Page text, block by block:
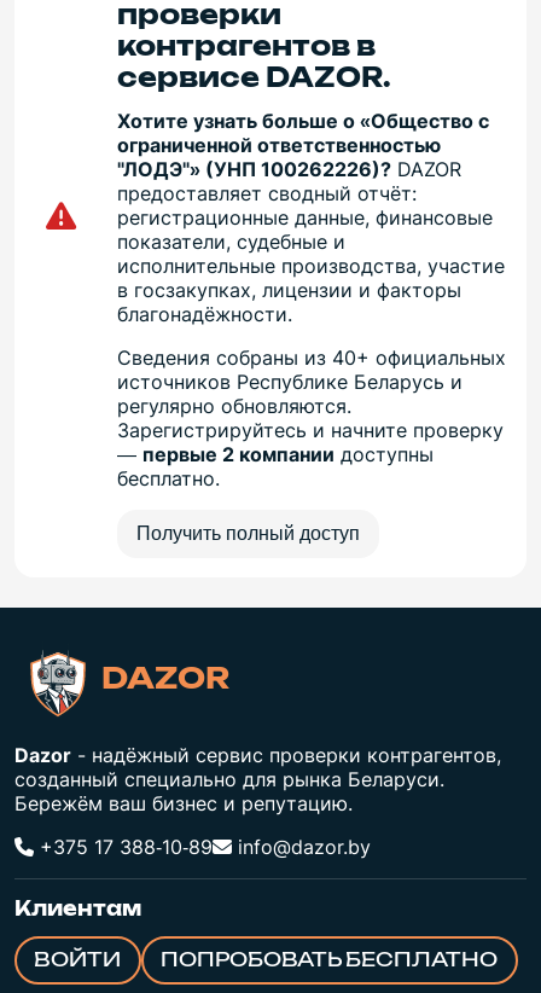
проверки
контрагентов в
сервисе DAZOR.
Хотите узнать больше о «Общество с
ограниченной ответственностью
"ЛОДЭ"» (УНП 100262226)? DAZOR
предоставляет сводный отчёт:
регистрационные данные, финансовые
показатели, судебные и
исполнительные производства, участие
в госзакупках, лицензии и факторы
благонадёжности.
Сведения собраны из 40+ официальных
источников Республике Беларусь и
регулярно обновляются.
Зарегистрируйтесь и начните проверку
— первые 2 компании доступны
бесплатно.
Получить полный доступ
DAZOR
Dazor - надёжный сервис проверки контрагентов,
созданный специально для рынка Беларуси.
Бережём ваш бизнес и репутацию.
+375 17 388‑10‑89
info@dazor.by
Клиентам
ВОЙТИ ПОПРОБОВАТЬ БЕСПЛАТНО